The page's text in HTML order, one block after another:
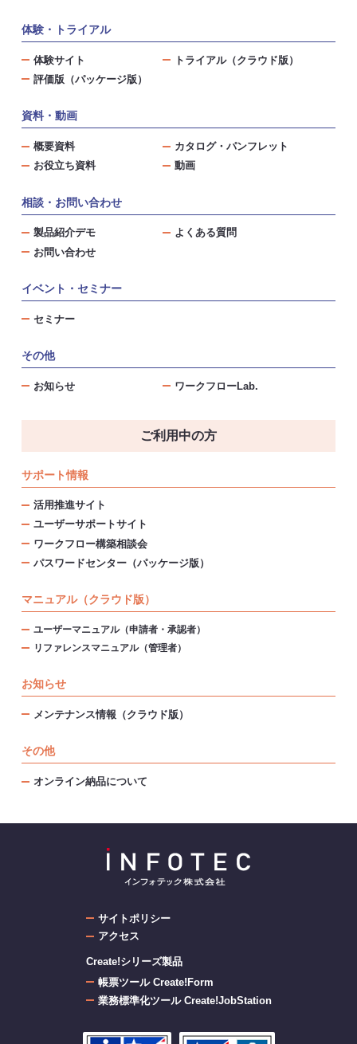
体験・トライアル
体験サイト
トライアル（クラウド版）
評価版（パッケージ版）
資料・動画
概要資料
カタログ・パンフレット
お役立ち資料
動画
相談・お問い合わせ
製品紹介デモ
よくある質問
お問い合わせ
イベント・セミナー
セミナー
その他
お知らせ ワークフローLab.
ご利用中の方
サポート情報
活用推進サイト
ユーザーサポートサイト
ワークフロー構築相談会
パスワードセンター（パッケージ版）
マニュアル（クラウド版）
ユーザーマニュアル（申請者・承認者）
リファレンスマニュアル（管理者）
お知らせ
メンテナンス情報（クラウド版）
その他
オンライン納品について
サイトポリシー
アクセス
Create!シリーズ製品
帳票ツール Create!Form
業務標準化ツール Create!JobStation